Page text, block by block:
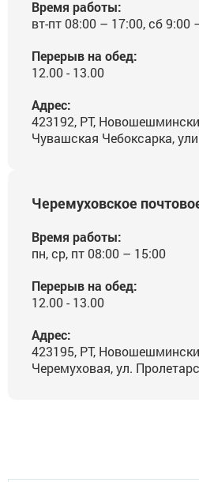
Время работы:
вт-пт 08:00 – 17:00, сб 9:00
Перерыв на обед:
12.00 - 13.00
Адрес:
423192, РТ,
Чувашская Чебоксарка,
Черемуховское
Время работы:
пн, ср, пт 08:00 – 15:00
Перерыв на обед:
12.00 - 13.00
Адрес:
423195, РТ,
Черемуховая, ул.